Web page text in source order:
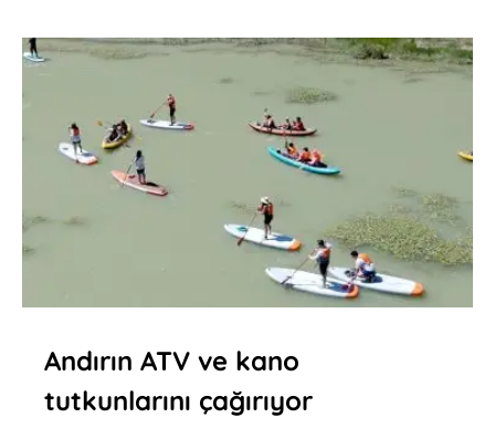
Andırın ATV ve kano
tutkunlarını çağırıyor